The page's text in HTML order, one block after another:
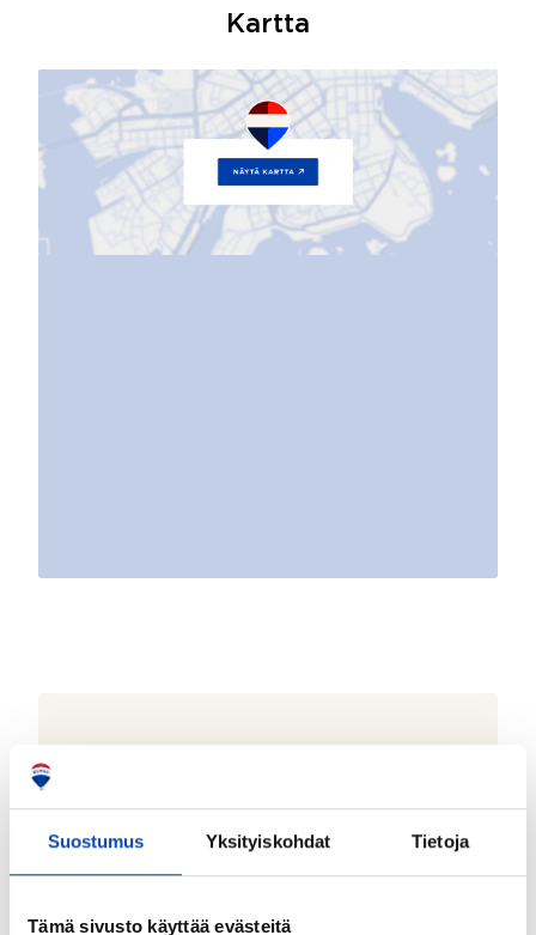
Suostumus Yksityiskohdat Tietoja
Tämä sivusto käyttää evästeitä
Kartta
– +
Asunnon velaton hinta